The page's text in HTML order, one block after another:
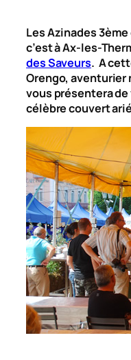
Les Azinades
c’est à Ax-les-
des Saveurs. A
Orengo,
vous présentera
célèbre couvert